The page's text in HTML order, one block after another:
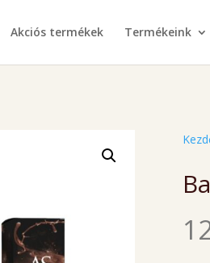
Akciós termékek Termékeink